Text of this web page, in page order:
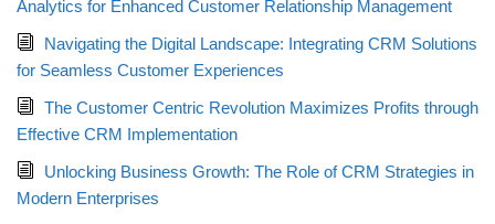
Analytics for Enhanced Customer Relationship Management
Navigating the Digital Landscape: Integrating CRM Solutions
for Seamless Customer Experiences
The Customer Centric Revolution Maximizes Profits through
Effective CRM Implementation
Unlocking Business Growth: The Role of CRM Strategies in
Modern Enterprises